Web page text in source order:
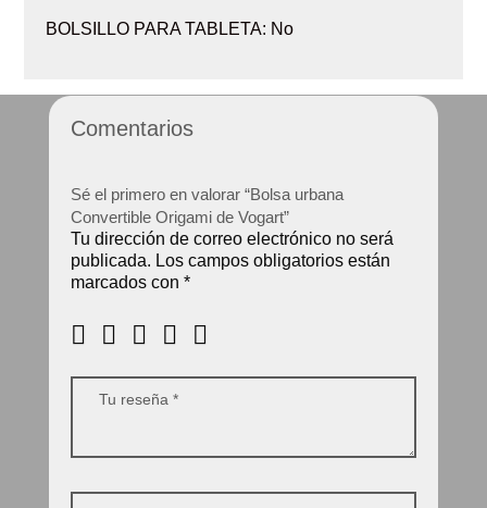
BOLSILLO PARA TABLETA: No
Comentarios
Sé el primero en valorar “Bolsa urbana
Convertible Origami de Vogart”
Tu dirección de correo electrónico no será
publicada. Los campos obligatorios están
marcados con *